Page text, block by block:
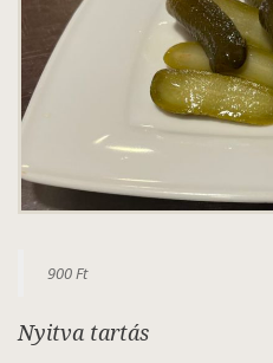
900 Ft
Nyitva tartás